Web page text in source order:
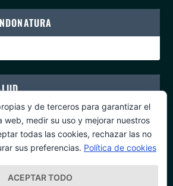
SALUD
y de terceros para garantizar el
web, medir su uso y mejorar nuestros
todas las cookies, rechazar las no
sus preferencias. Política de cookies
ACEPTAR TODO